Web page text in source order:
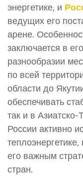
энергетике, и
ведущих его
арене.
заключается в
разнообразии
по всей
области до
обеспечивать
так и в Азиатско-
России активно
его важным
стран.